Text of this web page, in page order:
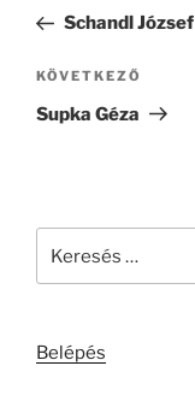
bejegyzés
Schandl József
Következő
bejegyzés
KÖVETKEZŐ
Supka Géza
Belépés